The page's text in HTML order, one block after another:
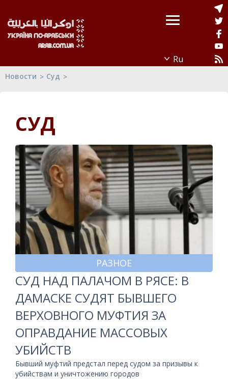
Новости Суд
СУД
РАЗНОЕ
СУД НАД ПАЛАЧОМ В РЯСЕ: В
ДАМАСКЕ СУДЯТ БЫВШЕГО
ВЕРХОВНОГО МУФТИЯ ЗА
ОПРАВДАНИЕ МАССОВЫХ
УБИЙСТВ
Бывший муфтий предстал перед судом за призывы к
убийствам и уничтожению городов